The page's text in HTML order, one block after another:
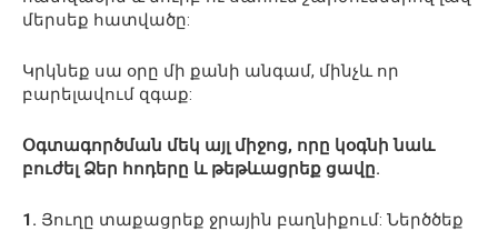
մերսեք հատվածը:
Կրկնեք սա օրը մի քանի անգամ, մինչև որ
բարելավում զգաք:
Օգտագործման մեկ այլ միջոց, որը կօգնի նաև
բուժել Ձեր հոդերը և թեթևացրեք ցավը.
1. Յուղը տաքացրեք ջրային բաղնիքում: Ներծծեք